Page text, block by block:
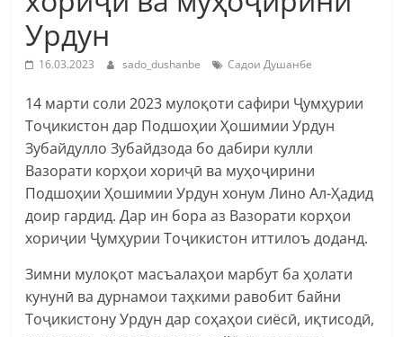
Урдун
16.03.2023 sado_dushanbe Садои Душанбе
14 марти соли 2023 мулоқоти cафири Ҷумҳурии
Тоҷикистон дар Подшоҳии Ҳошимии Урдун
Зубайдулло Зубайдзода бо дабири кулли
Вазорати корҳои хориҷӣ ва муҳоҷирини
Подшоҳии Ҳошимии Урдун хонум Лино Ал-Ҳадид
доир гардид. Дар ин бора аз Вазорати корҳои
хориҷии Ҷумҳурии Тоҷикистон иттилоъ доданд.
Зимни мулоқот масъалаҳои марбут ба ҳолати
кунунӣ ва дурнамои таҳкими равобит байни
Тоҷикистону Урдун дар соҳаҳои сиёсӣ, иқтисодӣ,